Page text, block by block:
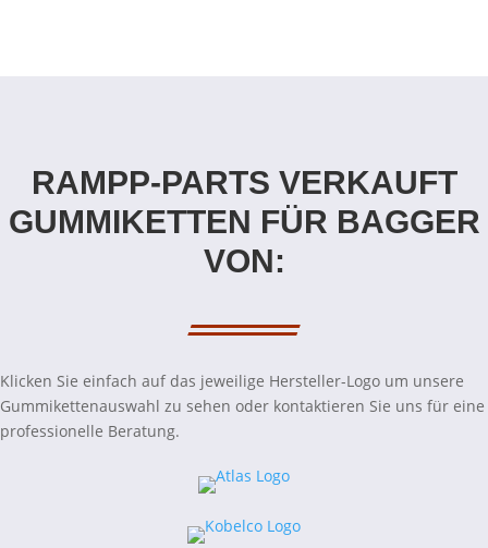
RAMPP-PARTS VERKAUFT
GUMMIKETTEN FÜR BAGGER
VON:
Klicken Sie einfach auf das jeweilige Hersteller-Logo um unsere
Gummikettenauswahl zu sehen oder kontaktieren Sie uns für eine
professionelle Beratung.